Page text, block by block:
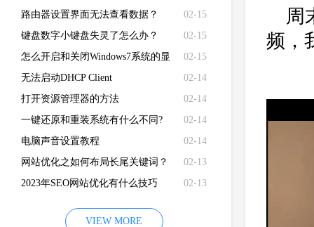
02-15
路由器设置界面无法查看数据？
02-15
键盘数字小键盘失灵了怎么办？
02-15
怎么开启和关闭Windows7系统的显
卡硬件加速功能
02-14
无法启动DHCP Client
02-14
打开资源管理器的方法
02-14
一键还原和重装系统有什么不同?
02-14
电脑声音设置教程
02-13
网站优化之如何布局长尾关键词？
02-13
2023年SEO网站优化有什么技巧
VIEW MORE
周
频，